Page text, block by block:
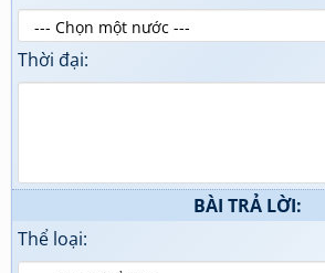
Thời đại:
BÀI TRẢ LỜI:
Thể loại: